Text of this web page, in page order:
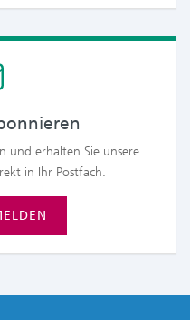
und erhalten Sie unsere
in Ihr Postfach.